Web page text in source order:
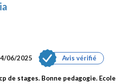
06/2025 Avis vérifié
de stages. Bonne pedagogie. Ecole